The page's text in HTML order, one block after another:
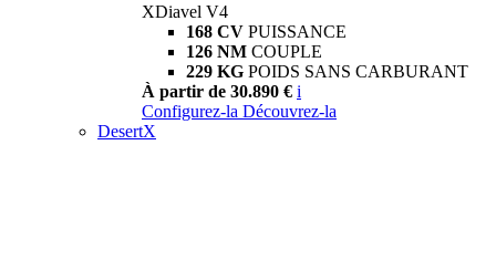
XDiavel V4
168 CV PUISSANCE
126 NM COUPLE
229 KG POIDS SANS CARBURANT
À partir de 30.890 € i
Configurez-la Découvrez-la
DesertX